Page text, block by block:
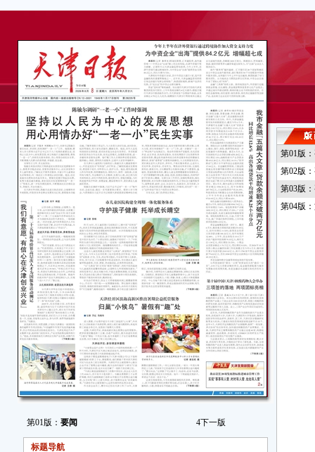
第01版： 要闻 4下一版
标题导航
第01版
第02版
第03版
第04版